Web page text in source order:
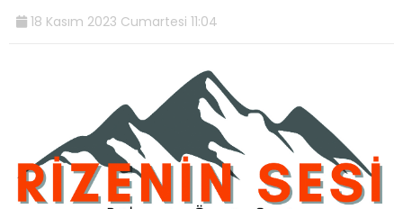
18 Kasım 2023 Cumartesi 11:04